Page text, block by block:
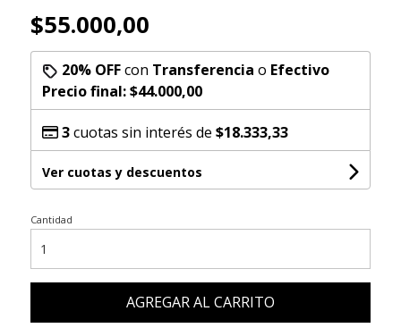
$55.000,00
20% OFFcon Transferencia o Efectivo
Precio final:$44.000,00
3cuotas sin interés de $18.333,33
Ver cuotas y descuentos
Cantidad
AGREGAR AL CARRITO